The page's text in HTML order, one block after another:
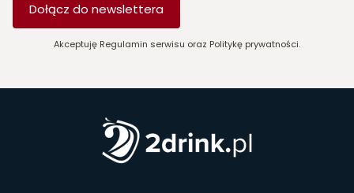
Dołącz do newslettera
Akceptuję Regulamin serwisu oraz Politykę prywatności.